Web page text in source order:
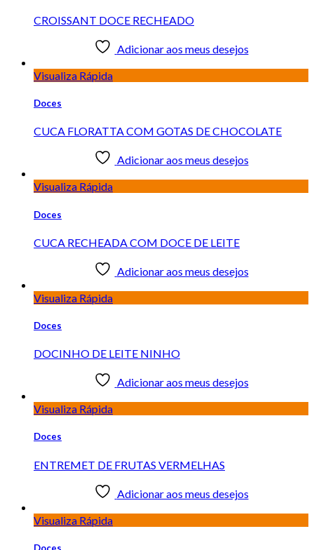
CROISSANT DOCE RECHEADO
Adicionar aos meus desejos
Visualiza Rápida
Doces
CUCA FLORATTA COM GOTAS DE CHOCOLATE
Adicionar aos meus desejos
Visualiza Rápida
Doces
CUCA RECHEADA COM DOCE DE LEITE
Adicionar aos meus desejos
Visualiza Rápida
Doces
DOCINHO DE LEITE NINHO
Adicionar aos meus desejos
Visualiza Rápida
Doces
ENTREMET DE FRUTAS VERMELHAS
Adicionar aos meus desejos
Visualiza Rápida
Doces